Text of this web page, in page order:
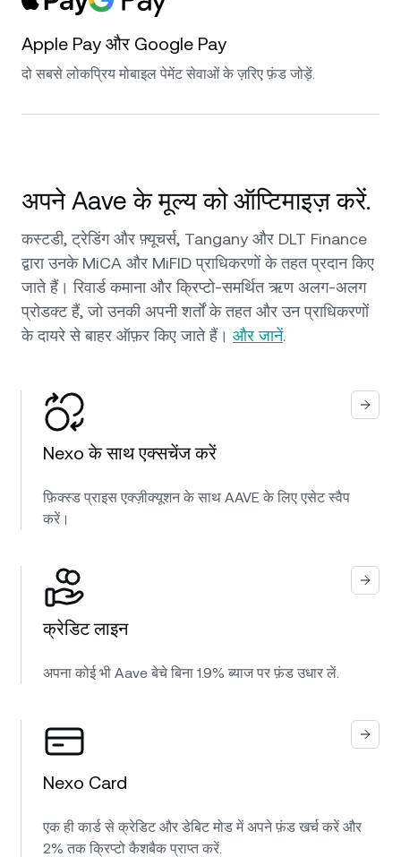
Apple Pay और Google Pay
दो सबसे लोकप्रिय मोबाइल पेमेंट सेवाओं के ज़रिए फ़ंड जोड़ें.
अपने Aave के मूल्य को ऑप्टिमाइज़ करें.
कस्टडी, ट्रेडिंग और फ़्यूचर्स, Tangany और DLT Finance
द्वारा उनके MiCA और MiFID प्राधिकरणों के तहत प्रदान किए
जाते हैं। रिवार्ड कमाना और क्रिप्टो-समर्थित ऋण अलग-अलग
प्रोडक्ट हैं, जो उनकी अपनी शर्तों के तहत और उन प्राधिकरणों
के दायरे से बाहर ऑफ़र किए जाते हैं। और जानें.
Nexo के साथ एक्सचेंज करें
फ़िक्स्ड प्राइस एक्ज़ीक्यूशन के साथ AAVE के लिए एसेट स्वैप
करें।
क्रेडिट लाइन
अपना कोई भी Aave बेचे बिना 1.9% ब्याज पर फ़ंड उधार लें.
Nexo Card
एक ही कार्ड से क्रेडिट और डेबिट मोड में अपने फ़ंड खर्च करें और
2% तक क्रिप्टो कैशबैक प्राप्त करें.